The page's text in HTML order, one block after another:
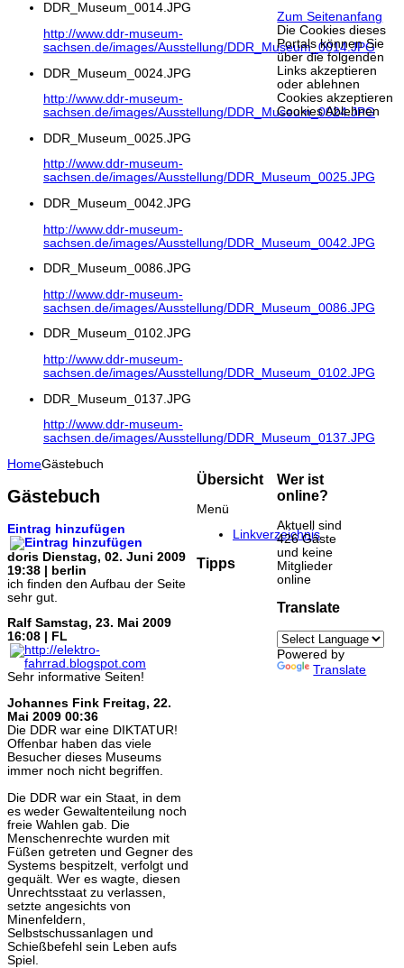
DDR_Museum_0014.JPG
http://www.ddr-museum-
sachsen.de/images/Ausstellung/DDR_Museum_0014.JPG
DDR_Museum_0024.JPG
http://www.ddr-museum-
sachsen.de/images/Ausstellung/DDR_Museum_0024.JPG
DDR_Museum_0025.JPG
http://www.ddr-museum-
sachsen.de/images/Ausstellung/DDR_Museum_0025.JPG
DDR_Museum_0042.JPG
http://www.ddr-museum-
sachsen.de/images/Ausstellung/DDR_Museum_0042.JPG
DDR_Museum_0086.JPG
http://www.ddr-museum-
sachsen.de/images/Ausstellung/DDR_Museum_0086.JPG
DDR_Museum_0102.JPG
http://www.ddr-museum-
sachsen.de/images/Ausstellung/DDR_Museum_0102.JPG
DDR_Museum_0137.JPG
http://www.ddr-museum-
sachsen.de/images/Ausstellung/DDR_Museum_0137.JPG
HomeGästebuch
Gästebuch
Eintrag hinzufügen
doris Dienstag, 02. Juni 2009
19:38 | berlin
ich finden den Aufbau der Seite
sehr gut.
Ralf Samstag, 23. Mai 2009
16:08 | FL
Sehr informative Seiten!
Johannes Fink Freitag, 22.
Mai 2009 00:36
Die DDR war eine DIKTATUR!
Offenbar haben das viele
Besucher dieses Museums
immer noch nicht begriffen.
Die DDR war ein Staat, in dem
es weder Gewaltenteilung noch
freie Wahlen gab. Die
Menschenrechte wurden mit
Füßen getreten und Gegner des
Systems bespitzelt, verfolgt und
gequält. Wer es wagte, diesen
Unrechtsstaat zu verlassen,
setzte angesichts von
Minenfeldern,
Selbstschussanlagen und
Schießbefehl sein Leben aufs
Spiel.
Übersicht
Menü
Linkverzeichnis
Tipps
Wer ist
online?
Aktuell sind
426 Gäste
und keine
Mitglieder
online
Translate
Powered by
Translate
Zum Seitenanfang
Die Cookies dieses
Portals können Sie
über die folgenden
Links akzeptieren
oder ablehnen
Cookies akzeptieren
Cookies Ablehnen